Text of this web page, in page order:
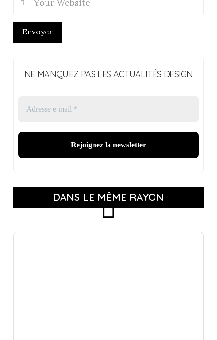
Envoyer
NE MANQUEZ PAS LES ACTUALITÉS DESIGN
DANS LE MÊME RAYON